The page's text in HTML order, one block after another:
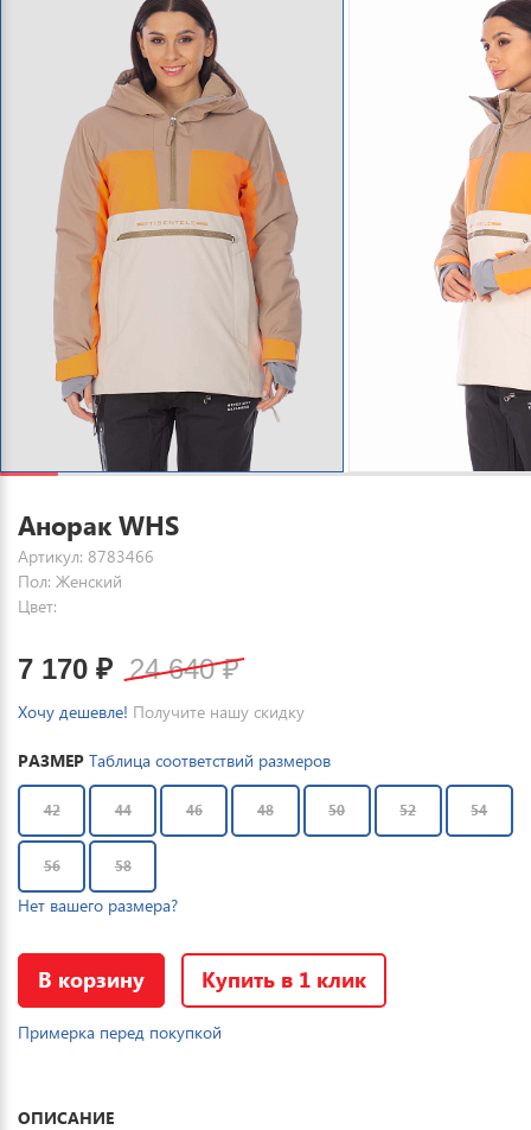
Анорак WHS
Артикул: 8783466
Пол: Женский
Цвет:
7 170 ₽ 24 640₽
Хочу дешевле! Получите нашу скидку
РАЗМЕР Таблица соответствий размеров
42 44 46 48 50 52 54
56 58
Нет вашего размера?
В корзину Купить в 1 клик
Примерка перед покупкой
ОПИСАНИЕ